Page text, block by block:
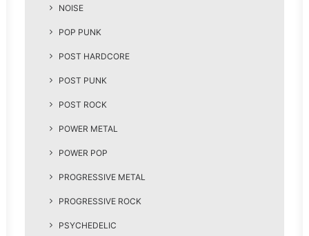
NOISE
POP PUNK
POST HARDCORE
POST PUNK
POST ROCK
POWER METAL
POWER POP
PROGRESSIVE METAL
PROGRESSIVE ROCK
PSYCHEDELIC